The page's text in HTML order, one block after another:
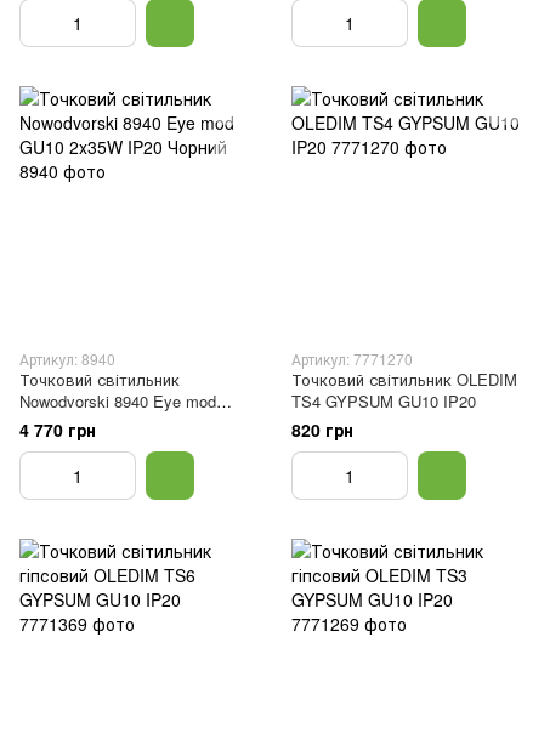
Артикул: 8940
Точковий світильник
Nowodvorski 8940 Eye mod
GU10 2x35W IP20 Чорний
4 770 грн
Артикул: 7771270
Точковий світильник OLEDIM
TS4 GYPSUM GU10 IP20
820 грн